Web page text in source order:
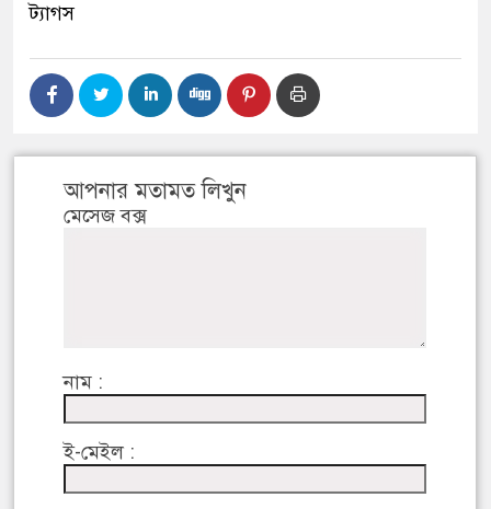
ট্যাগস
আপনার মতামত লিখুন
মেসেজ বক্স
নাম :
ই-মেইল :